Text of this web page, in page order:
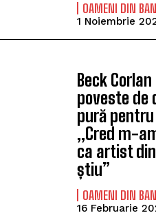
OAMENI DIN
1 Noiembrie
Beck
poveste de
pură
„Cred m-
ca artist
știu”
OAMENI DIN
16 Februarie